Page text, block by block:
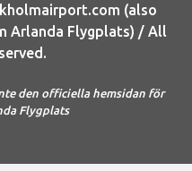
(also
Arlanda Flygplats) / All
den officiella hemsidan för
Flygplats